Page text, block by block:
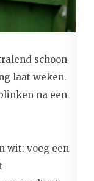
schoon
laat weken.
na een
wit: voeg een